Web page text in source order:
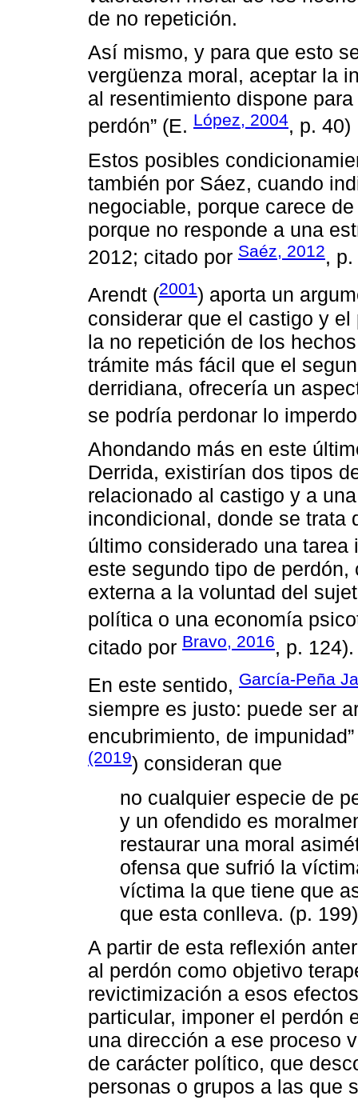
de no repetición.
Así mismo, y para que esto
vergüenza moral, aceptar la
al resentimiento dispone
perdón” (E. López, 2004, p. 40)
Estos posibles
también por Sáez, cuando
negociable, porque carece
porque no responde a una
2012; citado por Saéz, 2012,
Arendt (2001) aporta un
considerar que el castigo y
la no repetición de los
trámite más fácil que el
derridiana, ofrecería un
se podría perdonar lo
Ahondando más en este
Derrida, existirían dos tipos
relacionado al castigo y a
incondicional, donde se trata
último considerado una tarea
este segundo tipo de
externa a la voluntad del
política o una economía
citado por Bravo, 2016, p. 124).
En este sentido, García-Peña
siempre es justo: puede ser
encubrimiento, de
(2019) consideran que
no cualquier especie de
y un ofendido es
restaurar una moral
ofensa que sufrió la
víctima la que tiene que
que esta conlleva. (p. 199)
A partir de esta reflexión
al perdón como objetivo
revictimización a esos
particular, imponer el perdón
una dirección a ese proceso
de carácter político, que
personas o grupos a las que